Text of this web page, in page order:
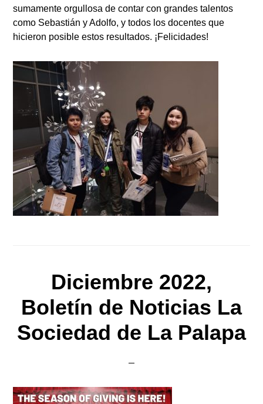
sumamente orgullosa de contar con grandes talentos
como Sebastián y Adolfo, y todos los docentes que
hicieron posible estos resultados. ¡Felicidades!
Diciembre 2022,
Boletín de Noticias La
Sociedad de La Palapa